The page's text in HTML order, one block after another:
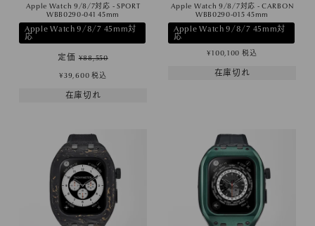
Apple Watch 9/8/7対応 - SPORT
WBB0290-041 45mm
Apple Watch 9/8/7 45mm対
応
定価 ¥88,550
¥39,600 税込
在庫切れ
Apple Watch 9/8/7対応 - CARBON
WBB0290-015 45mm
Apple Watch 9/8/7 45mm対
応
¥100,100 税込
在庫切れ